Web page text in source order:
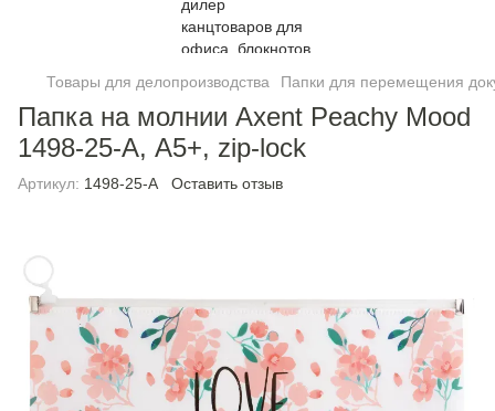
Товары для делопроизводства Папки для перемещения
Папка на молнии Axent Peachy Mood
1498-25-A, А5+, zip-lock
Артикул: 1498-25-A Оставить отзыв